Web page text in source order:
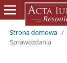
Strona domowa /
Sprawozdania